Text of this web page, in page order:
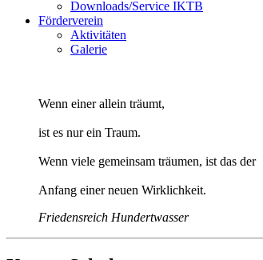
Downloads/Service IKTB
Förderverein
Aktivitäten
Galerie
Wenn einer allein träumt,
ist es nur ein Traum.
Wenn viele gemeinsam träumen, ist das der
Anfang einer neuen Wirklichkeit.
Friedensreich Hundertwasser